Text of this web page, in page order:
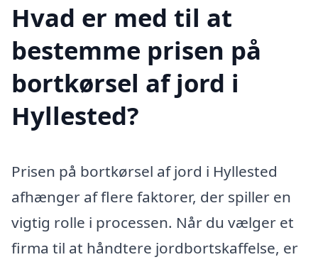
Hvad er med til at
bestemme prisen på
bortkørsel af jord i
Hyllested?
Prisen på bortkørsel af jord i Hyllested
afhænger af flere faktorer, der spiller en
vigtig rolle i processen. Når du vælger et
firma til at håndtere jordbortskaffelse, er